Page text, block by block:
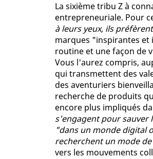
La sixième tribu Z à
entrepreneuriale. Pour
à leurs yeux, ils
marques "inspirantes
routine et une façon de
Vous l'aurez compris,
qui transmettent des
des aventuriers
recherche de produits
encore plus impliqués
s'engagent pour sauver
"dans un monde digital
recherchent un mode
vers les mouvements